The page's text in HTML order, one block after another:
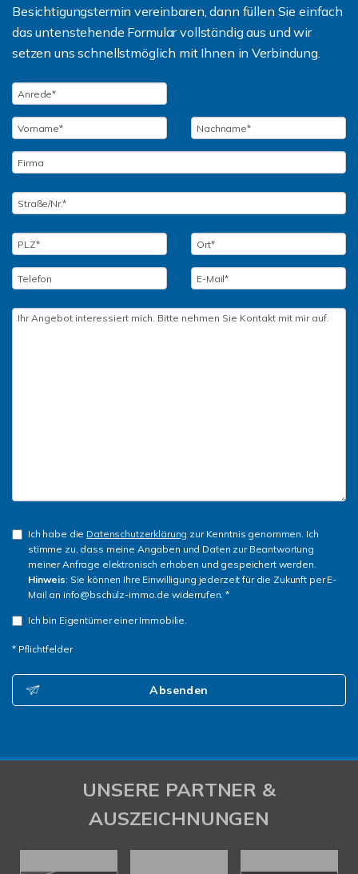
Besichtigungstermin vereinbaren, dann füllen Sie einfach
das untenstehende Formular vollständig aus und wir
setzen uns schnellstmöglich mit Ihnen in Verbindung.
Ich habe die Datenschutzerklärung zur Kenntnis genommen. Ich
stimme zu, dass meine Angaben und Daten zur Beantwortung
meiner Anfrage elektronisch erhoben und gespeichert werden.
Hinweis: Sie können Ihre Einwilligung jederzeit für die Zukunft per E-
Mail an info@bschulz-immo.de widerrufen. *
Ich bin Eigentümer einer Immobilie.
* Pflichtfelder
Absenden
UNSERE PARTNER &
AUSZEICHNUNGEN